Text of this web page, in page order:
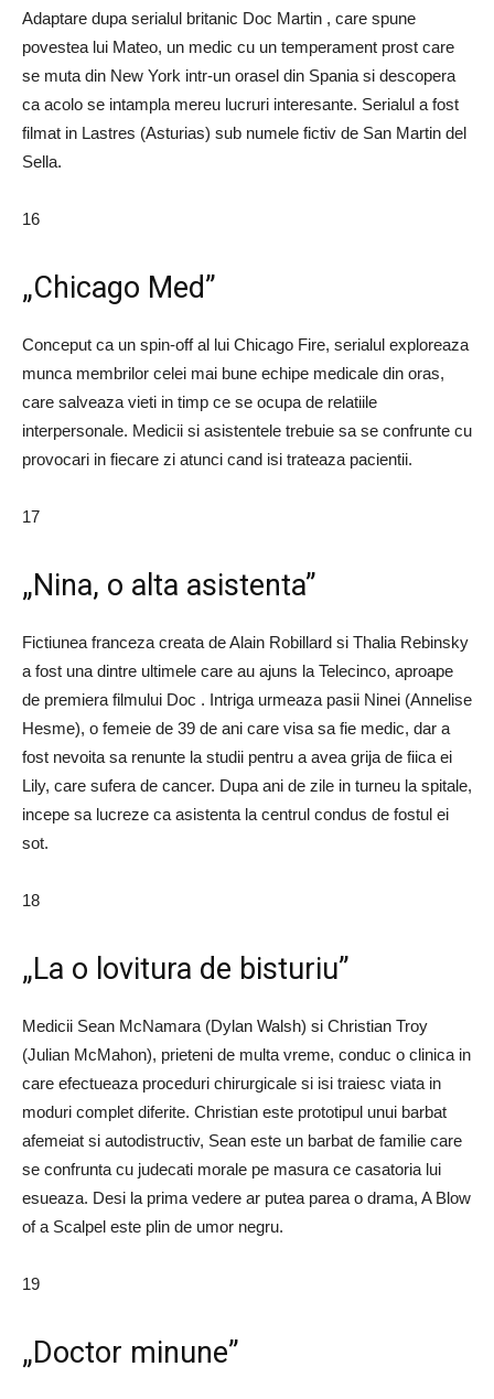
Adaptare dupa serialul britanic Doc Martin , care spune
povestea lui Mateo, un medic cu un temperament prost care
se muta din New York intr-un orasel din Spania si descopera
ca acolo se intampla mereu lucruri interesante. Serialul a fost
filmat in Lastres (Asturias) sub numele fictiv de San Martin del
Sella.
16
„Chicago Med”
Conceput ca un spin-off al lui Chicago Fire, serialul exploreaza
munca membrilor celei mai bune echipe medicale din oras,
care salveaza vieti in timp ce se ocupa de relatiile
interpersonale. Medicii si asistentele trebuie sa se confrunte cu
provocari in fiecare zi atunci cand isi trateaza pacientii.
17
„Nina, o alta asistenta”
Fictiunea franceza creata de Alain Robillard si Thalia Rebinsky
a fost una dintre ultimele care au ajuns la Telecinco, aproape
de premiera filmului Doc . Intriga urmeaza pasii Ninei (Annelise
Hesme), o femeie de 39 de ani care visa sa fie medic, dar a
fost nevoita sa renunte la studii pentru a avea grija de fiica ei
Lily, care sufera de cancer. Dupa ani de zile in turneu la spitale,
incepe sa lucreze ca asistenta la centrul condus de fostul ei
sot.
18
„La o lovitura de bisturiu”
Medicii Sean McNamara (Dylan Walsh) si Christian Troy
(Julian McMahon), prieteni de multa vreme, conduc o clinica in
care efectueaza proceduri chirurgicale si isi traiesc viata in
moduri complet diferite. Christian este prototipul unui barbat
afemeiat si autodistructiv, Sean este un barbat de familie care
se confrunta cu judecati morale pe masura ce casatoria lui
esueaza. Desi la prima vedere ar putea parea o drama, A Blow
of a Scalpel este plin de umor negru.
19
„Doctor minune”